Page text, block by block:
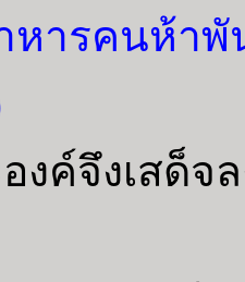
หารคนห้า
ค์จึงเสด็จ